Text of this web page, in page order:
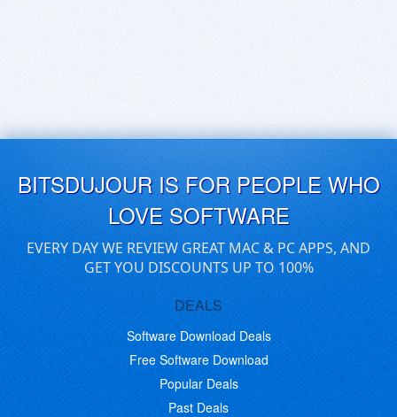
BITSDUJOUR IS FOR PEOPLE WHO
LOVE SOFTWARE
EVERY DAY WE REVIEW GREAT MAC & PC APPS, AND
GET YOU DISCOUNTS UP TO 100%
DEALS
Software Download Deals
Free Software Download
Popular Deals
Past Deals